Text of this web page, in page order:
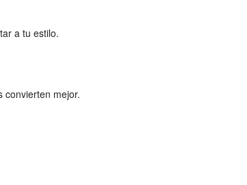
a tu estilo.
convierten mejor.